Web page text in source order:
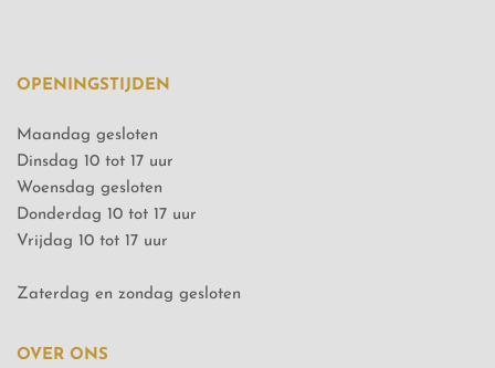
OPENINGSTIJDEN
Maandag gesloten
Dinsdag 10 tot 17 uur
Woensdag gesloten
Donderdag 10 tot 17 uur
Vrijdag 10 tot 17 uur
Zaterdag en zondag gesloten
OVER ONS